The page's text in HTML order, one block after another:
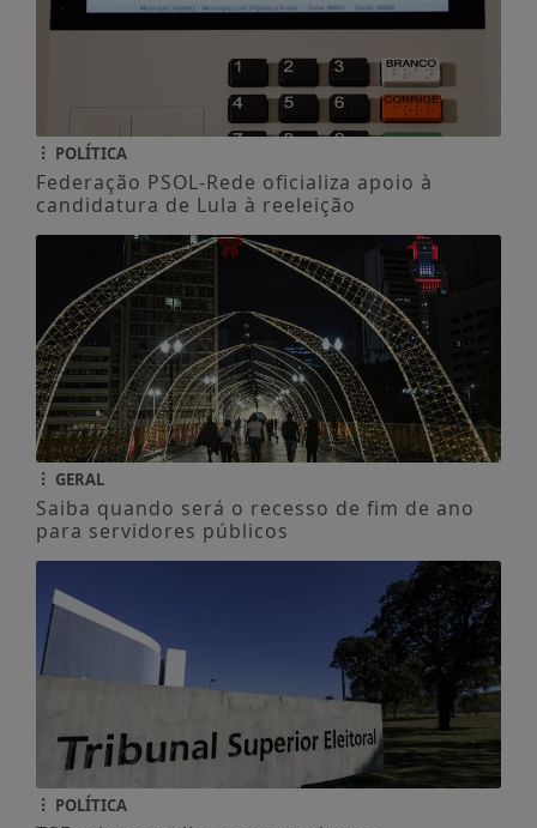
POLÍTICA
Federação PSOL-Rede oficializa apoio à
candidatura de Lula à reeleição
GERAL
Saiba quando será o recesso de fim de ano
para servidores públicos
POLÍTICA